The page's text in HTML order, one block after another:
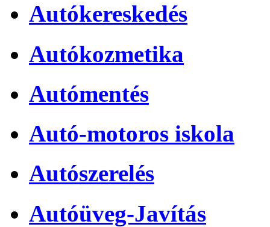
Autókereskedés
Autókozmetika
Autómentés
Autó-motoros iskola
Autószerelés
Autóüveg-Javítás